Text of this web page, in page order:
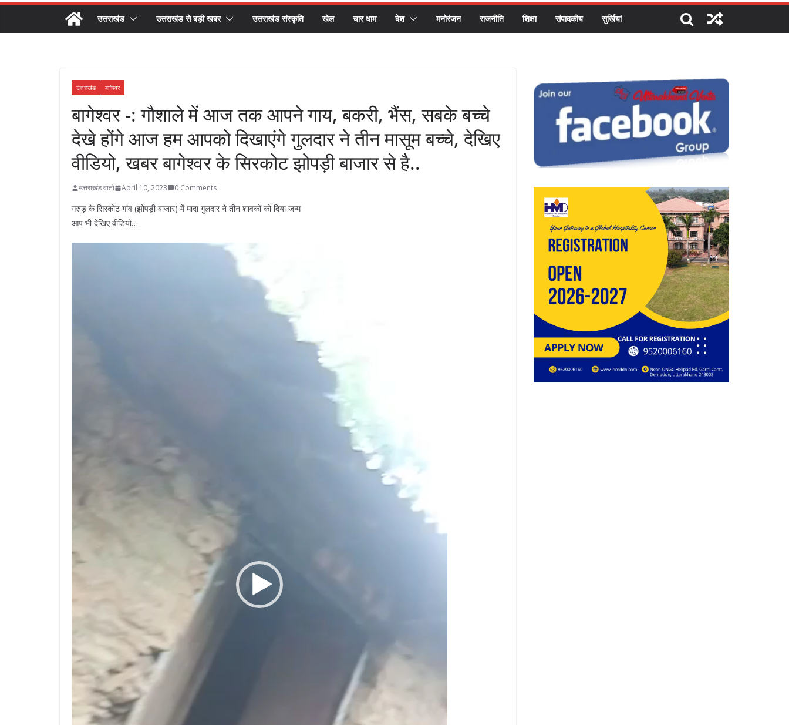
उत्तराखंड उत्तराखंड से बड़ी खबर उत्तराखंड संस्कृति खेल चार धाम देश मनोरंजन राजनीति शिक्षा संपादकीय सुर्खियां
उत्तराखंड बागेश्वर
बागेश्वर -: गौशाले में आज तक आपने गाय, बकरी, भैंस, सबके बच्चे
देखे होंगे आज हम आपको दिखाएंगे गुलदार ने तीन मासूम बच्चे, देखिए
वीडियो, खबर बागेश्वर के सिरकोट झोपड़ी बाजार से है..
उत्तराखंड वार्ता April 10, 2023 0 Comments
गरुड़ के सिरकोट गांव (झोपड़ी बाजार) में मादा गुलदार ने तीन शावकों को दिया जन्म
आप भी देखिए वीडियो…